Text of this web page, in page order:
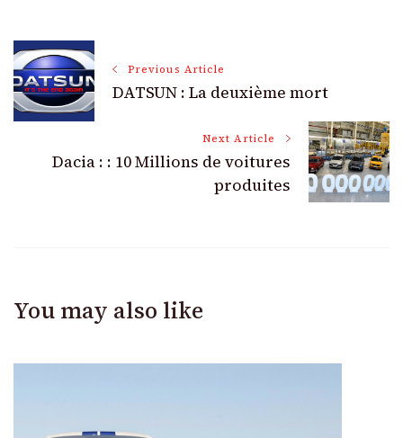
Post
Navigation
Previous Article
DATSUN : La deuxième mort
Next Article
Dacia : : 10 Millions de voitures
produites
You may also like